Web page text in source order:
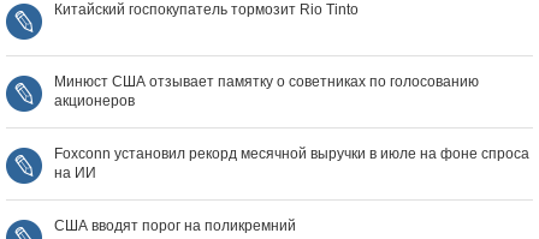
Китайский госпокупатель тормозит Rio Tinto
Минюст США отзывает памятку о советниках по голосованию
акционеров
Foxconn установил рекорд месячной выручки в июле на фоне спроса
на ИИ
США вводят порог на поликремний